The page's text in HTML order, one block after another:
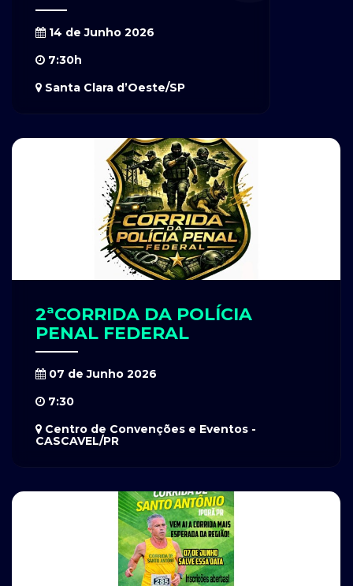
14 de Junho 2026
7:30h
Santa Clara d’Oeste/SP
2ªCORRIDA DA POLÍCIA
PENAL FEDERAL
07 de Junho 2026
7:30
Centro de Convenções e Eventos -
CASCAVEL/PR